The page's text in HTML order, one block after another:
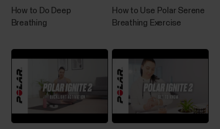
How to Do Deep
Breathing
How to Use Polar Serene
Breathing Exercise